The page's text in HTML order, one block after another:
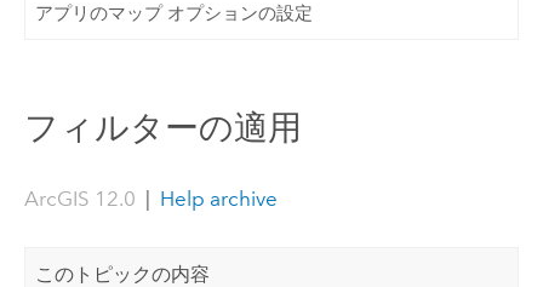
アプリのマップ オプションの設定
フィルターの適用
ArcGIS 12.0 Help archive
このトピックの内容